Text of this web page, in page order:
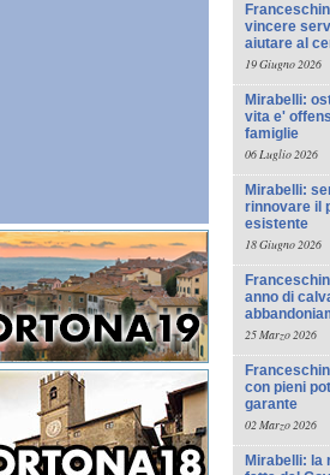
vincere
aiutare al
19 Giugno 2026
Mirabelli:
vita e'
famiglie
06 Luglio 2026
Mirabelli:
rinnovare il
esistente
18 Giugno 2026
anno di
25 Marzo 2026
con pieni
garante
02 Marzo 2026
Mirabelli: la